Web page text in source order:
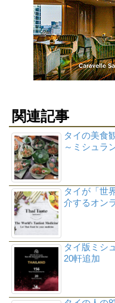
関連記事
タイの美食
～ミシュラ
タイが「世
介するオン
タイ版ミシ
20軒追加